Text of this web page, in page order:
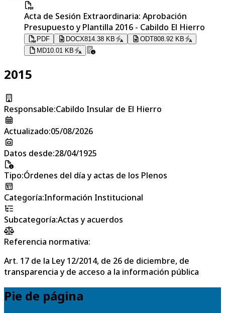
Acta de Sesión Extraordinaria: Aprobación
Presupuesto y Plantilla 2016 - Cabildo El Hierro
PDF DOCX814.38 KB ODT808.92 KB
MD10.01 KB
2015
Responsable:Cabildo Insular de El Hierro
Actualizado:05/08/2026
Datos desde:28/04/1925
Tipo:Órdenes del día y actas de los Plenos
Categoría:Información Institucional
Subcategoría:Actas y acuerdos
Referencia normativa:
Art. 17 de la Ley 12/2014, de 26 de diciembre, de
transparencia y de acceso a la información pública
Pie de página